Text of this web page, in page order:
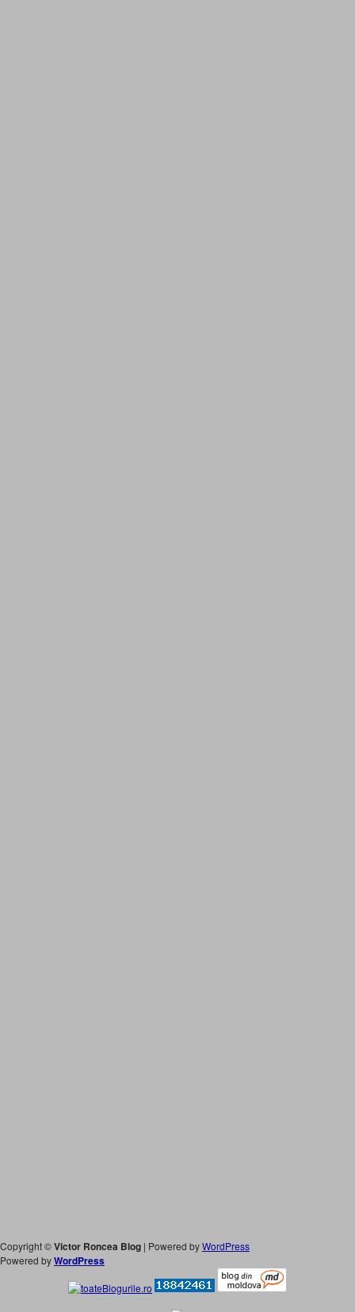
Copyright ©Victor Roncea Blog | Powered byWordPress
Powered byWordPress